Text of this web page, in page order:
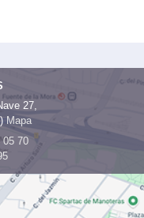
27,
Mapa
05 70